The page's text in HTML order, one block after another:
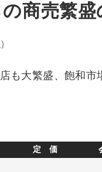
商売繁
も大繁盛、飽和市
定 価